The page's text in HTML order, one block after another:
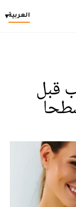
العربية▾
قبل